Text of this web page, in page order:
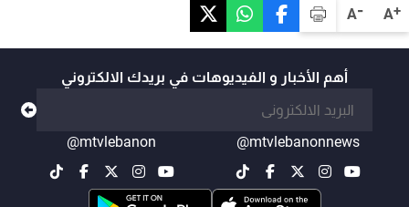
A+
A-
أهم الأخبار و الفيديوهات في بريدك الالكتروني
@mtvlebanonnews
@mtvlebanon